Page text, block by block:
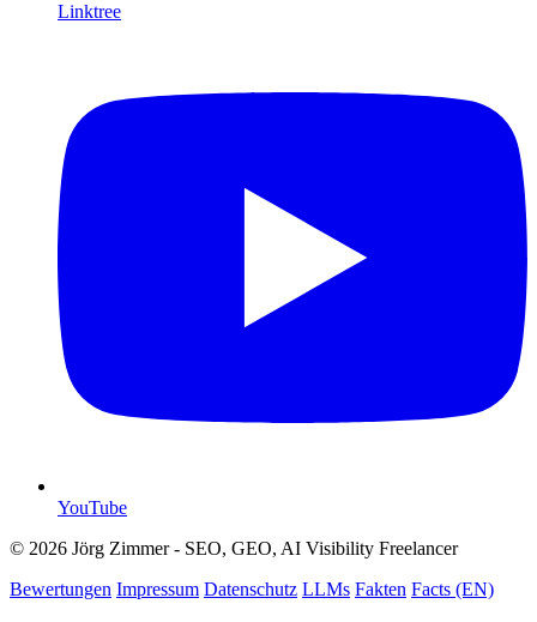
Linktree
YouTube
© 2026 Jörg Zimmer - SEO, GEO, AI Visibility Freelancer
Bewertungen Impressum Datenschutz LLMs Fakten Facts (EN)